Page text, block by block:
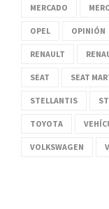
MERCADO
OPEL OPINIÓN
RENAULT
SEAT SEAT
STELLANTIS
TOYOTA
VOLKSWAGEN